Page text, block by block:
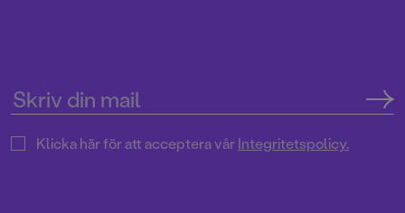
Klicka här för att acceptera vårIntegritetspolicy.